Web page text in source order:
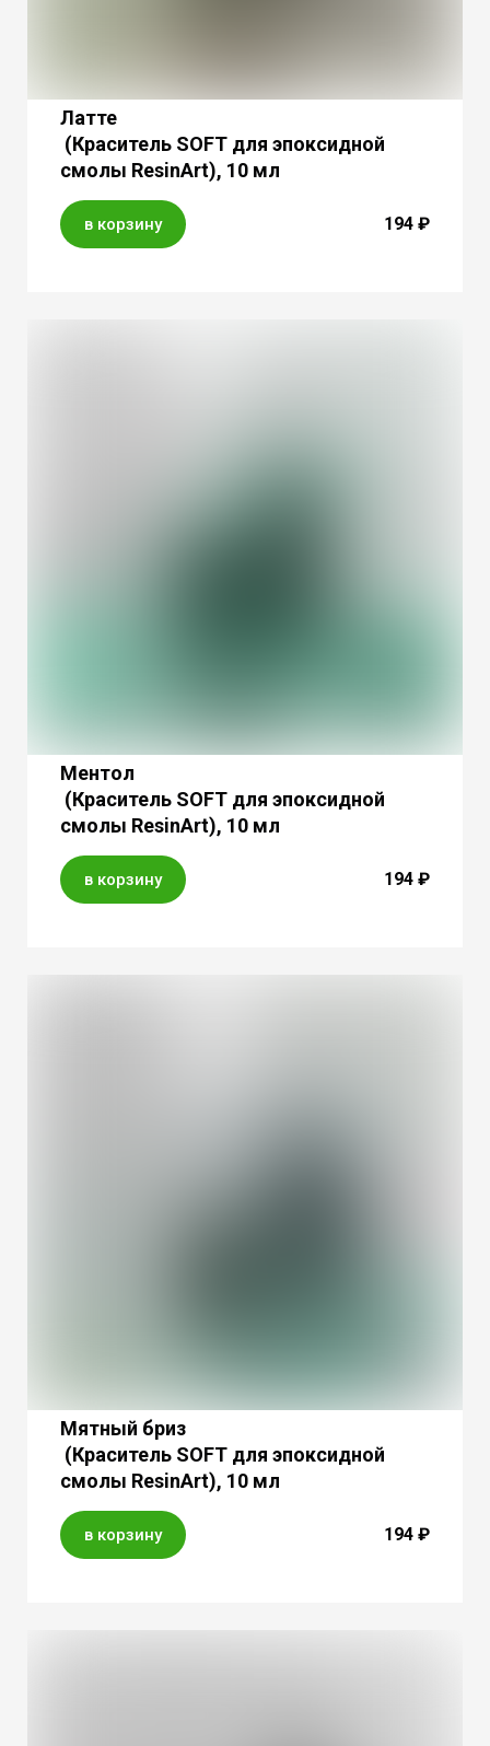
Латте
(Краситель SOFT для эпоксидной
смолы ResinArt), 10 мл
в корзину 194 ₽
Ментол
(Краситель SOFT для эпоксидной
смолы ResinArt), 10 мл
в корзину 194 ₽
Мятный бриз
(Краситель SOFT для эпоксидной
смолы ResinArt), 10 мл
в корзину 194 ₽